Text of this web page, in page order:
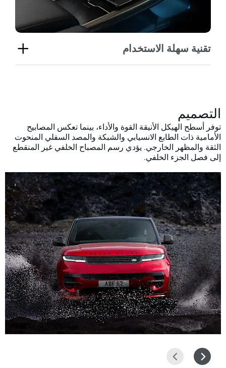
تقنية سهلة الاستخدام
التصميم
توفر أسطح الهيكل الأنيقة القوة والأداء، بينما تعكس المصابيح
الأمامية ذات الطابع الانسيابي والشبكة والمصد السفلي المنحوت
الثقة والمظهر الخارجي. يؤدي رسم المصباح الخلفي غير المنقطع
إلى فصل الجزء الخلفي.
التالي السابق